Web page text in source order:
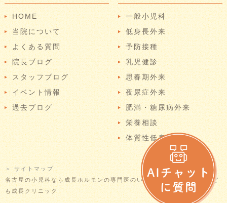
HOME
当院について
よくある質問
院長ブログ
スタッフブログ
イベント情報
過去ブログ
一般小児科
低身長外来
予防接種
乳児健診
思春期外来
夜尿症外来
肥満・糖尿病外来
栄養相談
体質性低身長
＞ サイトマップ
名古屋の小児科なら成長ホルモンの専門医のいる当院へ © なごやかこど
も成長クリニック